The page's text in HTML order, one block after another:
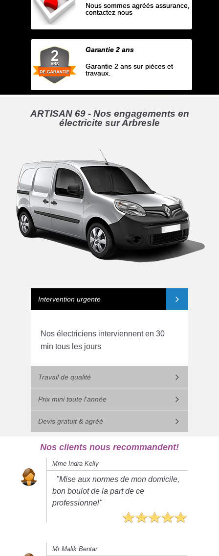
Nous sommes agréés assurance,
contactez nous
Garantie 2 ans
Garantie 2 ans sur pièces et
travaux.
ARTISAN 69 - Nos engagements en
électricite sur Arbresle
Intervention urgente
Nos électriciens interviennent en 30
min tous les jours
Travail de qualité
Prix mini toute l'année
Devis gratuit & agréé
Nos clients nous recommandent!
Mme Indra Kelly
"Mise aux normes de mon domicile,
bon boulot de la part de ce
professionnel"
Mr Malik Bentar